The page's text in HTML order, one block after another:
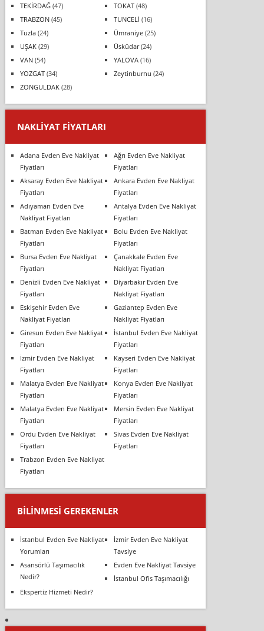
TEKİRDAĞ(47) TOKAT(48)
TRABZON(45) TUNCELİ (16)
Tuzla(24) Ümraniye(25)
UŞAK(29) Üsküdar(24)
VAN(54) YALOVA(16)
YOZGAT(34) Zeytinburnu (24)
ZONGULDAK(28)
NAKLIYAT FIYATLARI
Adana Evden Eve Nakliyat
Fiyatları
Ağrı Evden Eve Nakliyat
Fiyatları
Aksaray Evden Eve Nakliyat
Fiyatları
Ankara Evden Eve Nakliyat
Fiyatları
Adıyaman Evden Eve
Nakliyat Fiyatları
Antalya Evden Eve Nakliyat
Fiyatları
Batman Evden Eve Nakliyat
Fiyatları
Bolu Evden Eve Nakliyat
Fiyatları
Bursa Evden Eve Nakliyat
Fiyatları
Çanakkale Evden Eve
Nakliyat Fiyatları
Denizli Evden Eve Nakliyat
Fiyatları
Diyarbakır Evden Eve
Nakliyat Fiyatları
Eskişehir Evden Eve
Nakliyat Fiyatları
Gaziantep Evden Eve
Nakliyat Fiyatları
Giresun Evden Eve Nakliyat
Fiyatları
İstanbul Evden Eve Nakliyat
Fiyatları
İzmir Evden Eve Nakliyat
Fiyatları
Kayseri Evden Eve Nakliyat
Fiyatları
Malatya Evden Eve Nakliyat
Fiyatları
Konya Evden Eve Nakliyat
Fiyatları
Malatya Evden Eve Nakliyat
Fiyatları
Mersin Evden Eve Nakliyat
Fiyatları
Ordu Evden Eve Nakliyat
Fiyatları
Sivas Evden Eve Nakliyat
Fiyatları
Trabzon Evden Eve Nakliyat
Fiyatları
BILINMESI GEREKENLER
İstanbul Evden Eve Nakliyat
Yorumları
İzmir Evden Eve Nakliyat
Tavsiye
Asansörlü Taşımacılık
Nedir?
Evden Eve Nakliyat Tavsiye
İstanbul Ofis Taşımacılığı
Ekspertiz Hizmeti Nedir?